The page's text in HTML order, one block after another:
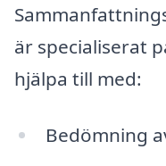
är specialiserat
hjälpa till med:
Bedömning